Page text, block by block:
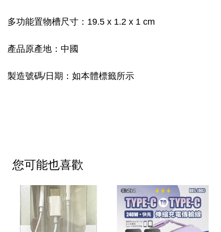
多功能置物槽尺寸：19.5 x 1.2 x 1 cm
產品原產地：中國
製造號碼/日期：如本體標籤所示
您可能也喜歡